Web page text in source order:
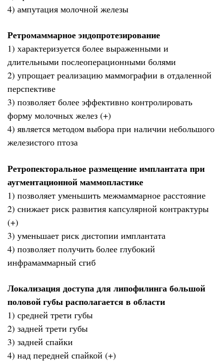
4) ампутация молочной железы
Ретромаммарное эндопротезирование
1) характеризуется более выраженными и
длительными послеоперационными болями
2) упрощает реализацию маммографии в отдаленной
перспективе
3) позволяет более эффективно контролировать
форму молочных желез (+)
4) является методом выбора при наличии небольшого
железистого птоза
Ретропекторальное размещение имплантата при
аугментационной маммопластике
1) позволяет уменьшить межмаммарное расстояние
2) снижает риск развития капсулярной контрактуры
(+)
3) уменьшает риск дистопии имплантата
4) позволяет получить более глубокий
инфрамаммарный сгиб
Локализация доступа для липофилинга большой
половой губы располагается в области
1) средней трети губы
2) задней трети губы
3) задней спайки
4) над передней спайкой (+)